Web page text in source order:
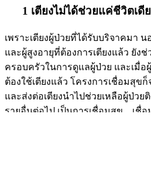
1 เตียงไม่ได้ช่วยแค่ชีวิตเดี
เพราะเตียงผู้ป่วยที่ได้รับบริจาคมา
และผู้สูงอายุที่ต้องการเตียงแล้ว ยัง
ครอบครัวในการดูแลผู้ป่วย และเมื่อ
ต้องใช้เตียงแล้ว โครงการเชื่อมสุข
และส่งต่อเตียงนำไปช่วยเหลือผู้ป่วย
รายอื่นต่อไป เป็นการเชื่อมสุข…เชื่